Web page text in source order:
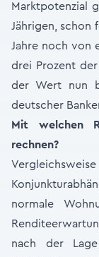
Marktpotenzial
Jährigen, schon
Jahre noch von
drei Prozent
der Wert nun
deutscher
Mit welchen
rechnen?
normale
nach der